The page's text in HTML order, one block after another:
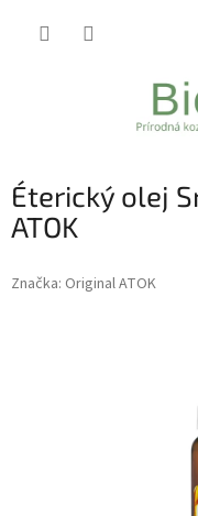
Éterický olej
ATOK
Značka: Original ATOK